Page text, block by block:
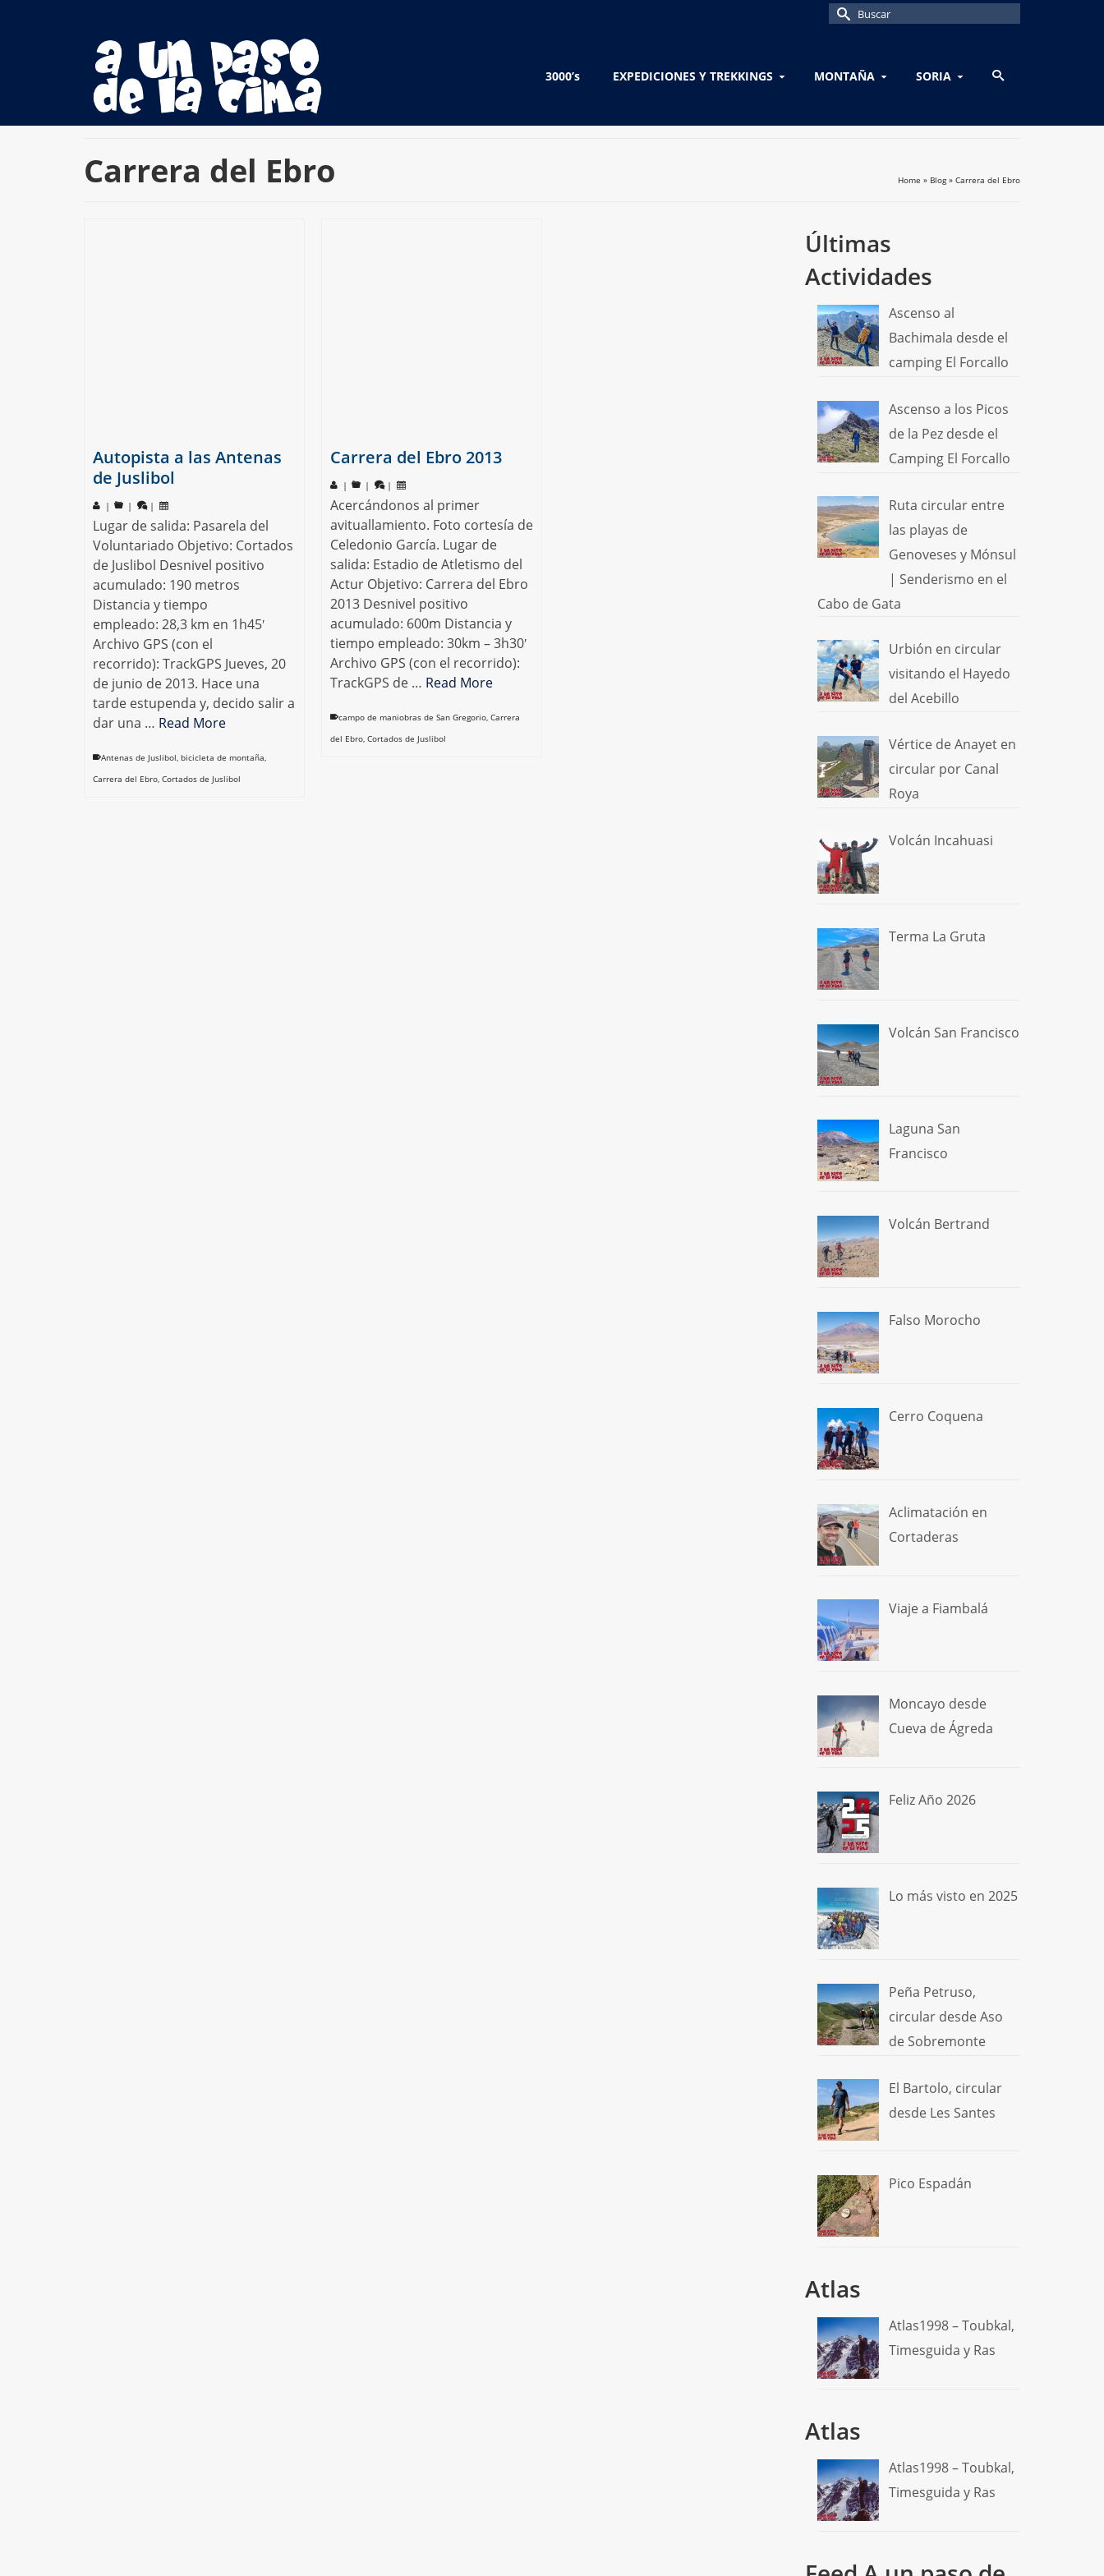
Buscar
3000’s EXPEDICIONES Y TREKKINGS MONTAÑA SORIA
Carrera del Ebro Home » Blog » Carrera del Ebro
Autopista a las Antenas
de Juslibol
| | |
Lugar de salida: Pasarela del
Voluntariado Objetivo: Cortados
de Juslibol Desnivel positivo
acumulado: 190 metros
Distancia y tiempo
empleado: 28,3 km en 1h45′
Archivo GPS (con el
recorrido): TrackGPS Jueves, 20
de junio de 2013. Hace una
tarde estupenda y, decido salir a
dar una … Read More
Antenas de Juslibol, bicicleta de montaña,
Carrera del Ebro, Cortados de Juslibol
Carrera del Ebro 2013
| | |
Acercándonos al primer
avituallamiento. Foto cortesía de
Celedonio García. Lugar de
salida: Estadio de Atletismo del
Actur Objetivo: Carrera del Ebro
2013 Desnivel positivo
acumulado: 600m Distancia y
tiempo empleado: 30km – 3h30′
Archivo GPS (con el recorrido):
TrackGPS de … Read More
campo de maniobras de San Gregorio, Carrera
del Ebro, Cortados de Juslibol
Últimas
Actividades
Ascenso al
Bachimala desde el
camping El Forcallo
Ascenso a los Picos
de la Pez desde el
Camping El Forcallo
Ruta circular entre
las playas de
Genoveses y Mónsul
| Senderismo en el
Cabo de Gata
Urbión en circular
visitando el Hayedo
del Acebillo
Vértice de Anayet en
circular por Canal
Roya
Volcán Incahuasi
Terma La Gruta
Volcán San Francisco
Laguna San
Francisco
Volcán Bertrand
Falso Morocho
Cerro Coquena
Aclimatación en
Cortaderas
Viaje a Fiambalá
Moncayo desde
Cueva de Ágreda
Feliz Año 2026
Lo más visto en 2025
Peña Petruso,
circular desde Aso
de Sobremonte
El Bartolo, circular
desde Les Santes
Pico Espadán
Atlas
Atlas1998 – Toubkal,
Timesguida y Ras
Atlas
Atlas1998 – Toubkal,
Timesguida y Ras